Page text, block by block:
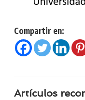
Compartir en:
Artículos